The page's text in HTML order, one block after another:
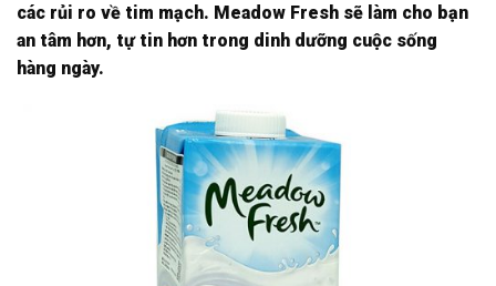
các rủi ro về tim mạch. Meadow Fresh sẽ làm cho bạn
an tâm hơn, tự tin hơn trong dinh dưỡng cuộc sống
hàng ngày.